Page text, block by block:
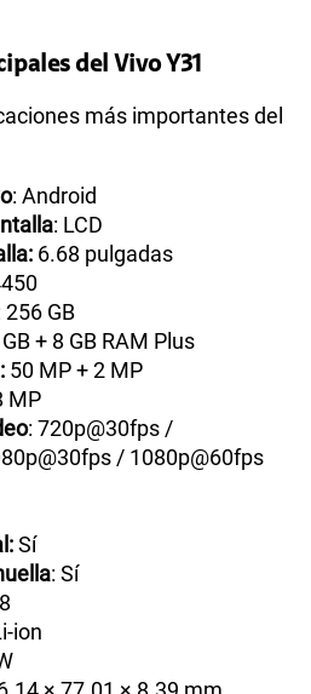
del Vivo Y31
más importantes del
: Android
: LCD
6.68 pulgadas
256 GB
+ 8 GB RAM Plus
50 MP + 2 MP
MP
: 720p@30fps /
/ 1080p@60fps
Sí
: Sí
ion